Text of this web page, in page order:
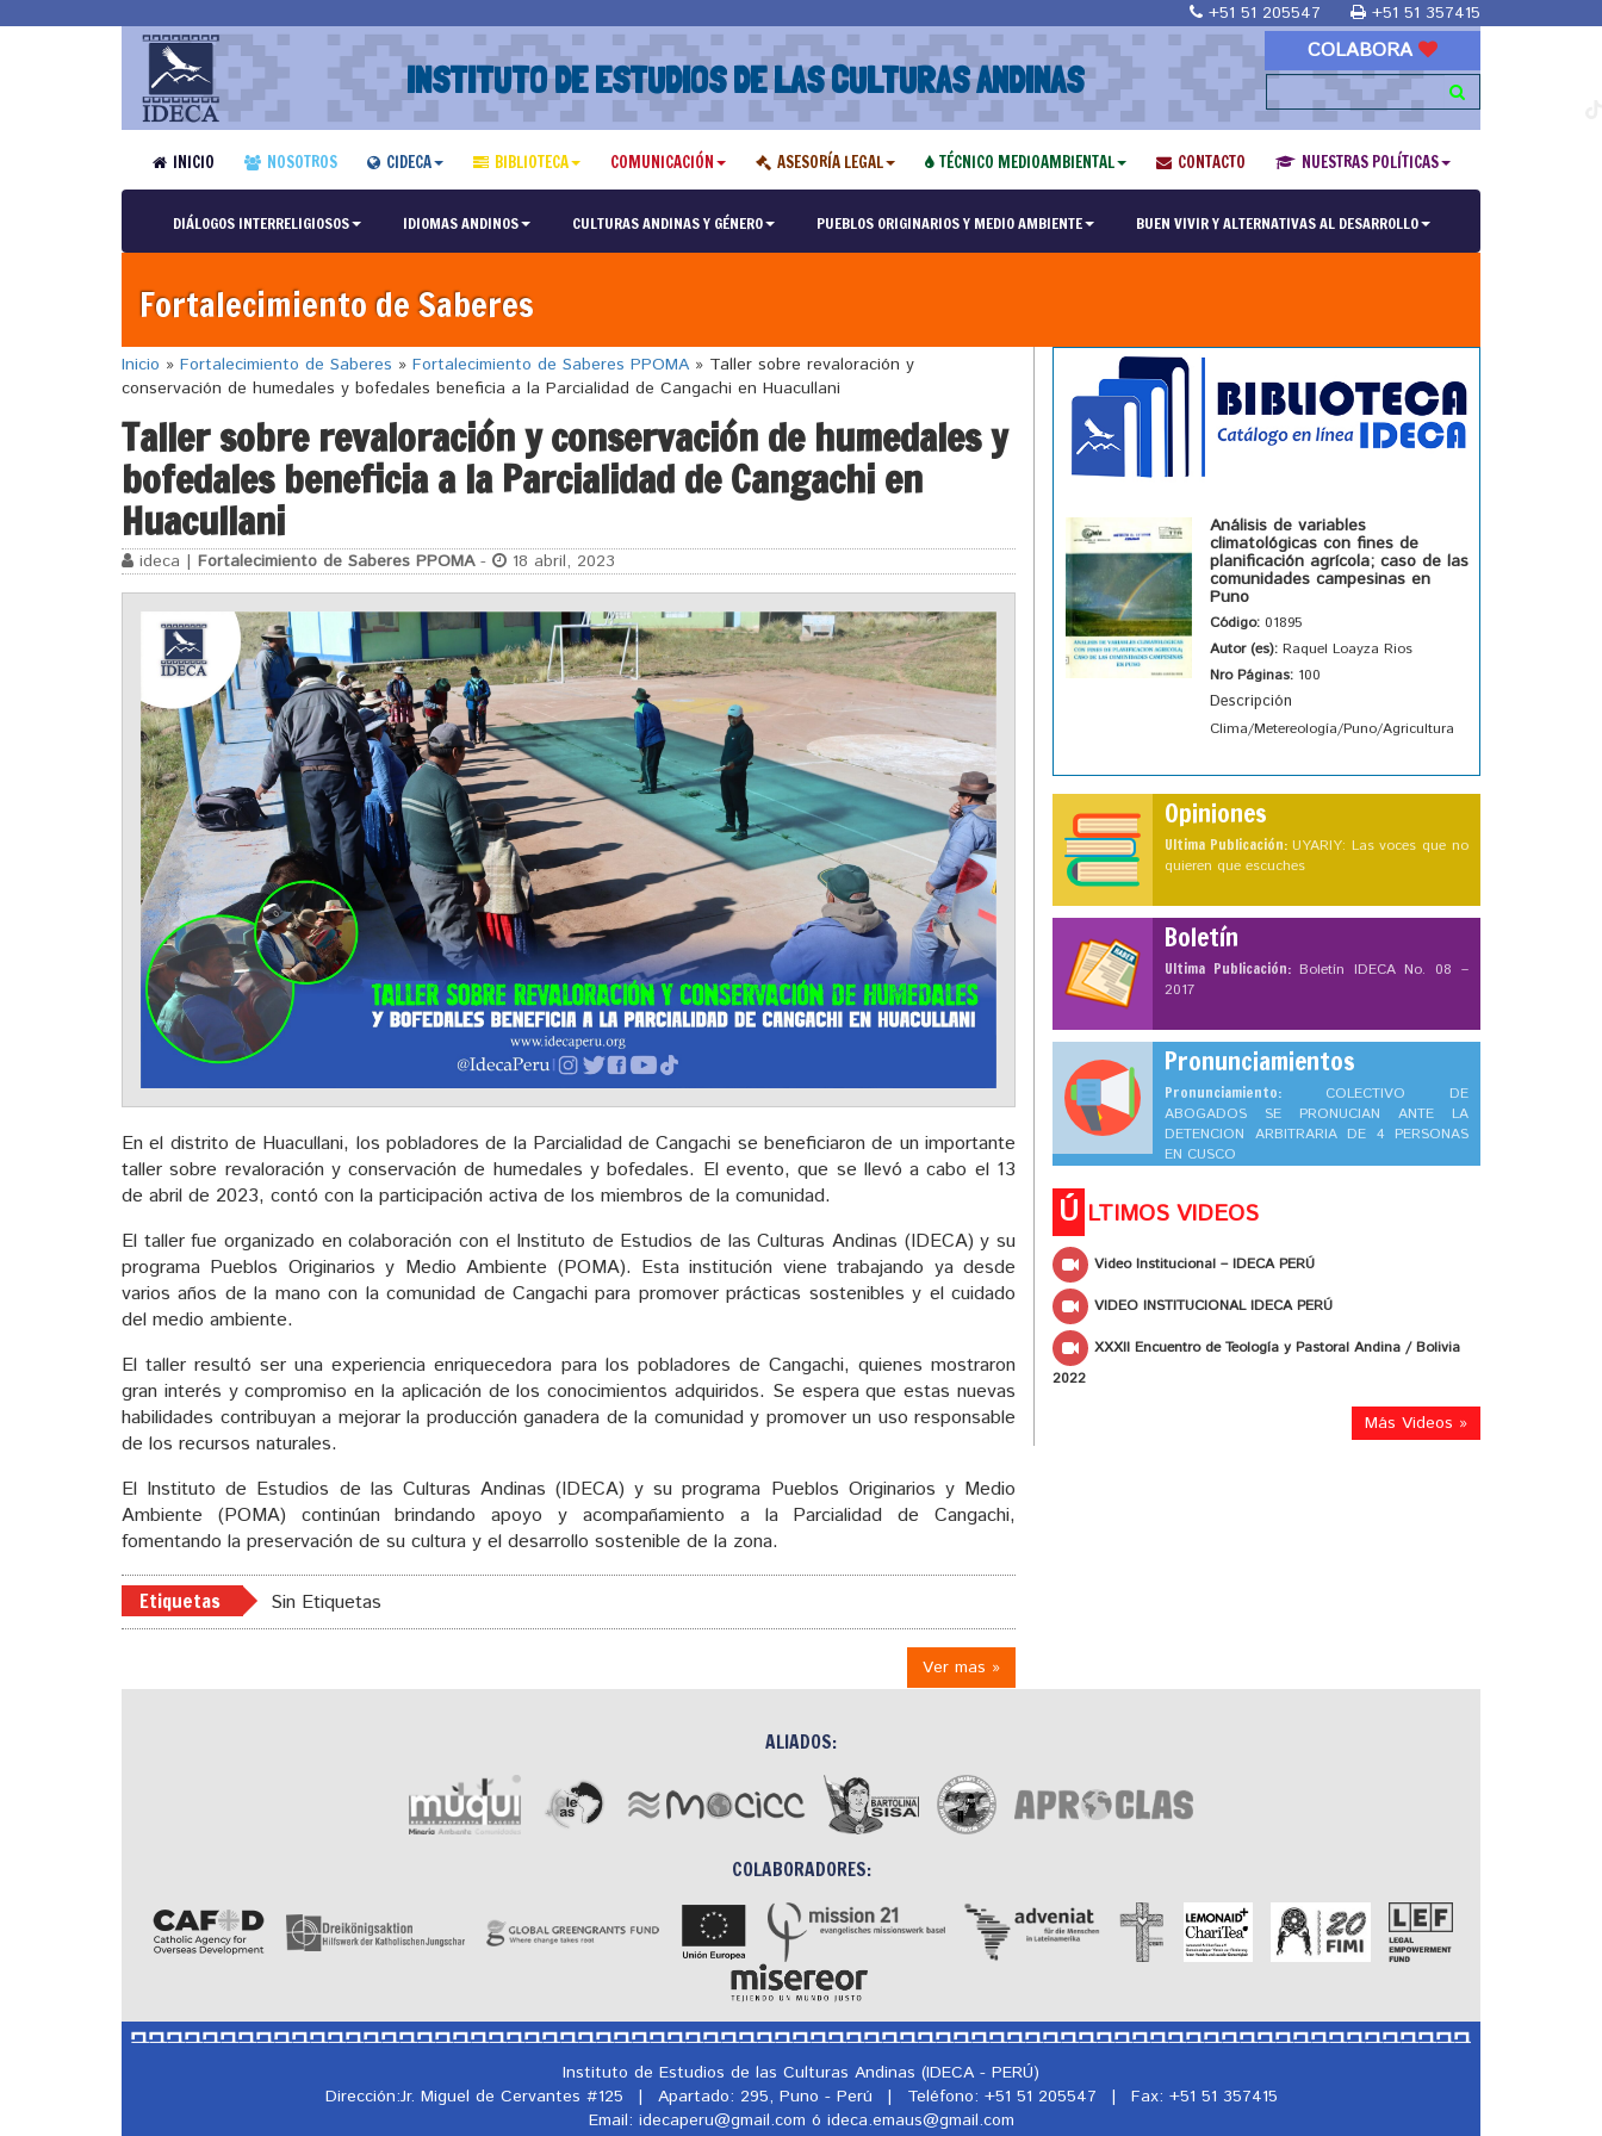
+51 51 205547 +51 51 357415
INSTITUTO DE ESTUDIOS DE LAS CULTURAS ANDINAS
COLABORA
INICIO NOSOTROS CIDECA BIBLIOTECA COMUNICACIÓN ASESORÍA LEGAL TÉCNICO MEDIOAMBIENTAL CONTACTO NUESTRAS POLÍTICAS
DIÁLOGOS INTERRELIGIOSOS IDIOMAS ANDINOS CULTURAS ANDINAS Y GÉNERO PUEBLOS ORIGINARIOS Y MEDIO AMBIENTE BUEN VIVIR Y ALTERNATIVAS AL DESARROLLO
Fortalecimiento de Saberes
Inicio » Fortalecimiento de Saberes » Fortalecimiento de Saberes PPOMA » Taller sobre revaloración y
conservación de humedales y bofedales beneficia a la Parcialidad de Cangachi en Huacullani
Taller sobre revaloración y conservación de humedales y
bofedales beneficia a la Parcialidad de Cangachi en
Huacullani
ideca | Fortalecimiento de Saberes PPOMA- 18 abril, 2023
En el distrito de Huacullani, los pobladores de la Parcialidad de Cangachi se beneficiaron de un importante
taller sobre revaloración y conservación de humedales y bofedales. El evento, que se llevó a cabo el 13
de abril de 2023, contó con la participación activa de los miembros de la comunidad.
El taller fue organizado en colaboración con el Instituto de Estudios de las Culturas Andinas (IDECA) y su
programa Pueblos Originarios y Medio Ambiente (POMA). Esta institución viene trabajando ya desde
varios años de la mano con la comunidad de Cangachi para promover prácticas sostenibles y el cuidado
del medio ambiente.
El taller resultó ser una experiencia enriquecedora para los pobladores de Cangachi, quienes mostraron
gran interés y compromiso en la aplicación de los conocimientos adquiridos. Se espera que estas nuevas
habilidades contribuyan a mejorar la producción ganadera de la comunidad y promover un uso responsable
de los recursos naturales.
El Instituto de Estudios de las Culturas Andinas (IDECA) y su programa Pueblos Originarios y Medio
Ambiente (POMA) continúan brindando apoyo y acompañamiento a la Parcialidad de Cangachi,
fomentando la preservación de su cultura y el desarrollo sostenible de la zona.
Etiquetas Sin Etiquetas
Ver mas »
Análisis de variables
climatológicas con fines de
planificación agrícola; caso de las
comunidades campesinas en
Puno
Código: 01895
Autor (es): Raquel Loayza Rios
Nro Páginas: 100
Descripción
Clima/Metereología/Puno/Agricultura
Opiniones
Ultima Publicación: UYARIY: Las voces que no
quieren que escuches
Boletín
Ultima Publicación: Boletín IDECA No. 08 –
2017
Pronunciamientos
Pronunciamiento: COLECTIVO DE
ABOGADOS SE PRONUCIAN ANTE LA
DETENCION ARBITRARIA DE 4 PERSONAS
EN CUSCO
Ú LTIMOS VIDEOS
Video Institucional – IDECA PERÚ
VIDEO INSTITUCIONAL IDECA PERÚ
XXXII Encuentro de Teología y Pastoral Andina / Bolivia
2022
Más Videos »
ALIADOS:
COLABORADORES:
Instituto de Estudios de las Culturas Andinas (IDECA - PERÚ)
Dirección:Jr. Miguel de Cervantes #125
| Apartado: 295, Puno - Perú | Teléfono: +51 51 205547 |
Fax: +51 51 357415
Email: idecaperu@gmail.com ó ideca.emaus@gmail.com